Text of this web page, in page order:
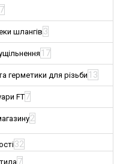
шлангів 3
17
герметики для різьби 13
FT7
2
32
7